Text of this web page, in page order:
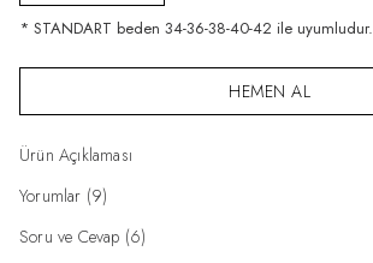
* STANDART beden 34-36-38-40-42 ile uyumludur.
HEMEN AL
Ürün Açıklaması
Yorumlar (9)
Soru ve Cevap (6)